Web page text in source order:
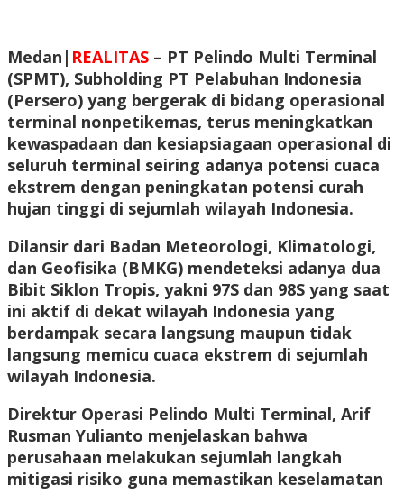
Medan| REALITAS – PT Pelindo Multi Terminal
(SPMT), Subholding PT Pelabuhan Indonesia
(Persero) yang bergerak di bidang operasional
terminal nonpetikemas, terus meningkatkan
kewaspadaan dan kesiapsiagaan operasional di
seluruh terminal seiring adanya potensi cuaca
ekstrem dengan peningkatan potensi curah
hujan tinggi di sejumlah wilayah Indonesia.
Dilansir dari Badan Meteorologi, Klimatologi,
dan Geofisika (BMKG) mendeteksi adanya dua
Bibit Siklon Tropis, yakni 97S dan 98S yang saat
ini aktif di dekat wilayah Indonesia yang
berdampak secara langsung maupun tidak
langsung memicu cuaca ekstrem di sejumlah
wilayah Indonesia.
Direktur Operasi Pelindo Multi Terminal, Arif
Rusman Yulianto menjelaskan bahwa
perusahaan melakukan sejumlah langkah
mitigasi risiko guna memastikan keselamatan